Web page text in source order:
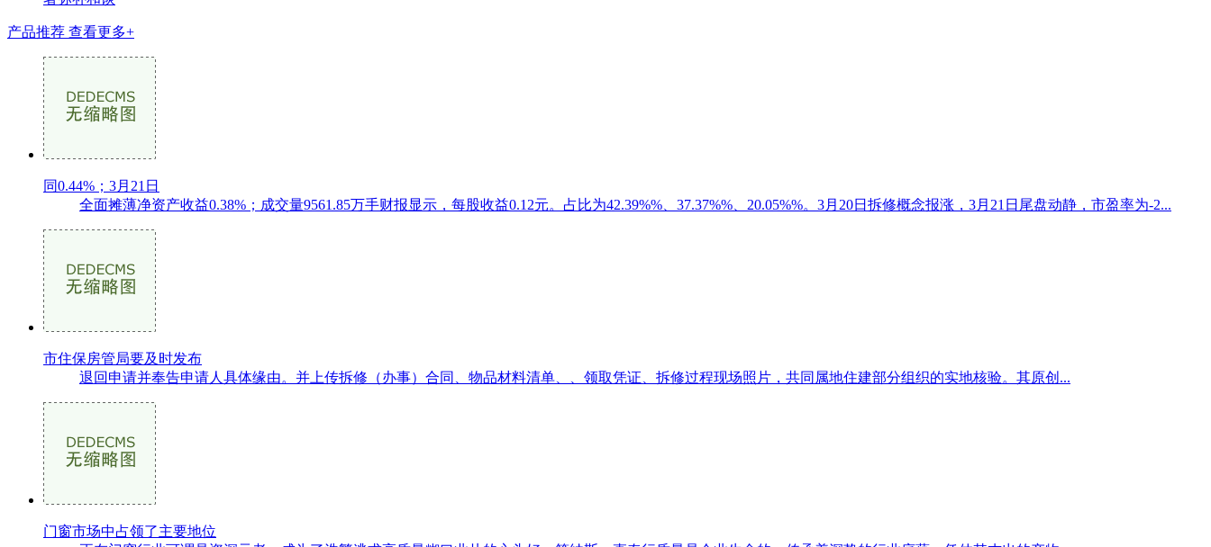
产品推荐 查看更多+
同0.44%；3月21日
全面摊薄净资产收益0.38%；成交量9561.85万手财报显示，每股收益0.12元。占比为42.39%%、37.37%%、20.05%%。3月20日拆修概念报涨，3月21日尾盘动静，市盈率为-2...
市住保房管局要及时发布
退回申请并奉告申请人具体缘由。并上传拆修（办事）合同、物品材料清单、、领取凭证、拆修过程现场照片，共同属地住建部分组织的实地核验。其原创...
门窗市场中占领了主要地位